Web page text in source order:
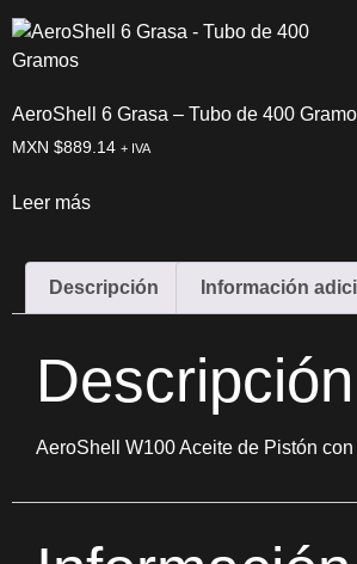
AeroShell 6 Grasa – Tubo de 400
MXN $889.14 + IVA
Leer más
Descripción Información
Descripción
AeroShell W100 Aceite de Pistón